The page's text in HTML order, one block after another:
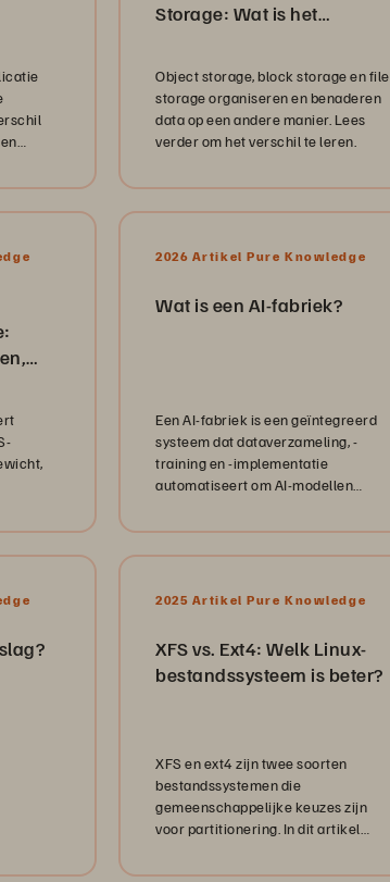
Storage: Wat is het
Object storage, block storage en file
storage organiseren en benaderen
data op een andere manier. Lees
verder om het verschil te leren.
2026 Artikel Pure Knowledge
Wat is een AI-fabriek?
Een AI-fabriek is een geïntegreerd
systeem dat dataverzameling, -
training en -implementatie
automatiseert om AI-modellen
en te verbeteren.
2025 Artikel Pure Knowledge
XFS vs. Ext4: Welk Linux-
bestandssysteem is beter?
XFS en ext4 zijn twee soorten
bestandssystemen die
gemeenschappelijke keuzes zijn
voor partitionering. In dit artikel
worden hun use cases onderzocht.